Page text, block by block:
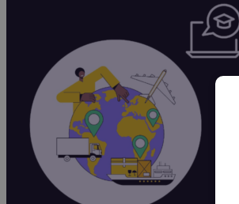
Label & audits
Becom Trustmark
Security Scan